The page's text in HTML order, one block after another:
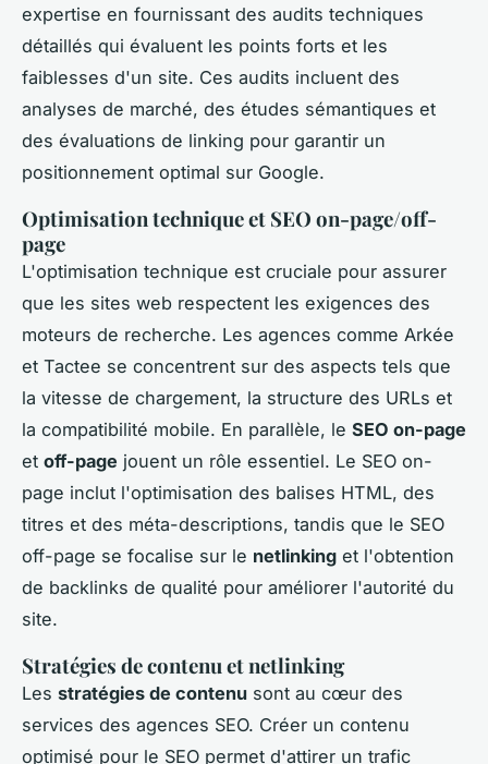
expertise en fournissant des audits techniques
détaillés qui évaluent les points forts et les
faiblesses d'un site. Ces audits incluent des
analyses de marché, des études sémantiques et
des évaluations de linking pour garantir un
positionnement optimal sur Google.
Optimisation technique et SEO on-page/off-
page
L'optimisation technique est cruciale pour assurer
que les sites web respectent les exigences des
moteurs de recherche. Les agences comme Arkée
et Tactee se concentrent sur des aspects tels que
la vitesse de chargement, la structure des URLs et
la compatibilité mobile. En parallèle, le SEO on-page
et off-page jouent un rôle essentiel. Le SEO on-
page inclut l'optimisation des balises HTML, des
titres et des méta-descriptions, tandis que le SEO
off-page se focalise sur le netlinking et l'obtention
de backlinks de qualité pour améliorer l'autorité du
site.
Stratégies de contenu et netlinking
Les stratégies de contenu sont au cœur des
services des agences SEO. Créer un contenu
optimisé pour le SEO permet d'attirer un trafic